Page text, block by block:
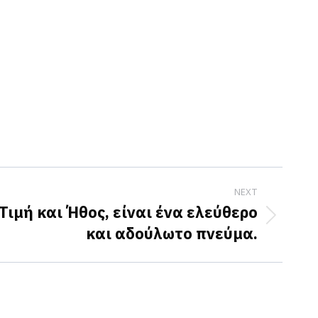
NEXT
και Ήθος, είναι ένα ελεύθερο
και αδούλωτο πνεύμα.